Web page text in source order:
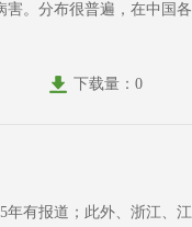
。分布很普遍，在中国
下载量：0
年有报道；此外、浙江